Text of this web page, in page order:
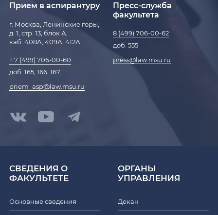
Прием в аспирантуру
г. Москва, Ленинские горы,
д. 1, стр. 13, блок А,
каб. 408А, 409А, 412А
+ 7 (499) 706-00-60
доб. 165, 166, 167
priem_asp@law.msu.ru
Пресс-служба
факультета
8 (499) 706-00-62
доб. 555
press@law.msu.ru
СВЕДЕНИЯ О
ФАКУЛЬТЕТЕ
Основные сведения
ОРГАНЫ
УПРАВЛЕНИЯ
Декан